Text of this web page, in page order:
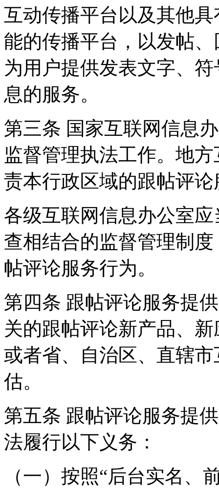
互动传播平台以及其他
能的传播平台，以发帖
为用户提供发表文字、
息的服务。
第三条 国家互联网信息
监督管理执法工作。地
责本行政区域的跟帖评
各级互联网信息办公室
查相结合的监督管理制
帖评论服务行为。
第四条 跟帖评论服务提
关的跟帖评论新产品、
或者省、自治区、直辖
估。
第五条 跟帖评论服务提
法履行以下义务：
（一）按照“后台实名、